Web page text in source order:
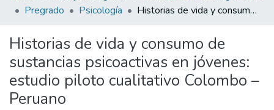
Inicio
Web
Unisanitas
Pregrado
Psicología Historias de vida y consumo de sustancias psicoactivas en jóvenes: estudio piloto cualitativo Colombo – Peruano
Historias de vida y consumo de
sustancias psicoactivas en jóvenes:
estudio piloto cualitativo Colombo –
Peruano